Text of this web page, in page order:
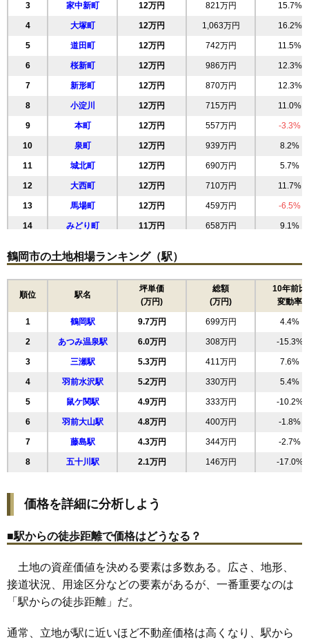
3 家中新町 12万円 821万円 15.7%
4 大塚町 12万円 1,063万円 16.2%
5 道田町 12万円 742万円 11.5%
6 桜新町 12万円 986万円 12.3%
7 新形町 12万円 870万円 12.3%
8 小淀川 12万円 715万円 11.0%
9 本町 12万円 557万円 -3.3%
10 泉町 12万円 939万円 8.2%
11 城北町 12万円 690万円 5.7%
12 大西町 12万円 710万円 11.7%
13 馬場町 12万円 459万円 -6.5%
14 みどり町 11万円 658万円 9.1%
16 睦町 11万円 530万円 7.3%
11万円 853万円 15.6%
11万円 783万円 13.7%
19 西新斎町 11万円 1,117万円 13.7%
20 文園町 11万円 811万円 11.3%
21 大部町 11万円 585万円 8.6%
22 苗津町 11万円 264万円 -8.4%
23 砂田町 11万円 796万円 10.3%
24 のぞみ町 11万円 944万円 8.5%
25 淀川町 11万円 891万円 8.7%
26 大宝寺町 11万円 566万円 7.6%
28 錦町 11万円
30 新海町 11万円 671万円 11.8%
31 青柳町 10万円 712万円 12.4%
32 海老島町 10万円 1,051万円 8.2%
33 日出
34 城南町 10万円 853万円 7.2%
鶴岡市の土地相場ランキング（駅）
順位 駅名
坪単価
(万円)
総額
(万円)
10年前比
変動率
1 鶴岡駅 9.7万円 699万円 4.4%
2 あつみ温泉駅 6.0万円 308万円 -15.3%
3 三瀬駅 5.3万円 411万円 7.6%
4 羽前水沢駅 5.2万円 330万円 5.4%
5 鼠ケ関駅 4.9万円 333万円 -10.2%
6 羽前大山駅 4.8万円 400万円 -1.8%
7 藤島駅 4.3万円 344万円 -2.7%
8 五十川駅 2.1万円 146万円 -17.0%
価格を詳細に分析しよう
■駅からの徒歩距離で価格はどうなる？
土地の資産価値を決める要素は多数ある。広さ、地形、
接道状況、用途区分などの要素があるが、一番重要なのは
「駅からの徒歩距離」だ。
通常、立地が駅に近いほど不動産価格は高くなり、駅から